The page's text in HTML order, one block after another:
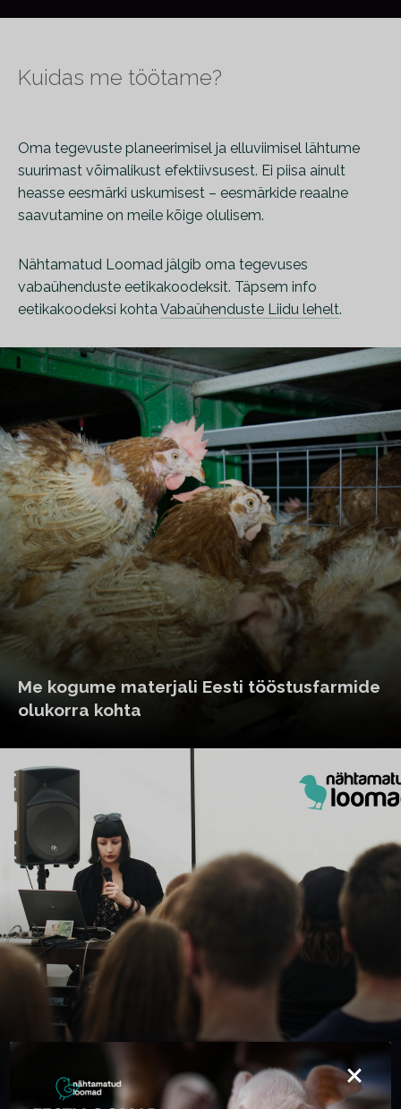
Kuidas me töötame?
Oma tegevuste planeerimisel ja elluviimisel lähtume
suurimast võimalikust efektiivsusest. Ei piisa ainult
heasse eesmärki uskumisest – eesmärkide reaalne
saavutamine on meile kõige olulisem.
Nähtamatud Loomad jälgib oma tegevuses
vabaühenduste eetikakoodeksit. Täpsem info
eetikakoodeksi kohtaVabaühenduste Liidu lehelt.
Me kogume materjali Eesti tööstusfarmide
olukorra kohta
×